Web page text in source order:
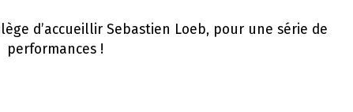
d’accueillir Sebastien Loeb, pour une série de
performances !